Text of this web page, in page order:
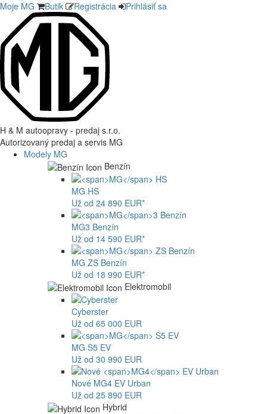
Moje MG Butik Registrácia Prihlásiť sa
H & M autoopravy - predaj s.r.o.
Autorizovaný predaj a servis MG
Modely MG
Benzín
MG HS
Už od 24 890 EUR*
MG3 Benzín
Už od 14 590 EUR*
MG ZS Benzín
Už od 18 990 EUR*
Elektromobil
Cyberster
Už od 65 000 EUR
MG S5 EV
Už od 30 990 EUR
Nové MG4 EV Urban
Už od 25 890 EUR
Hybrid